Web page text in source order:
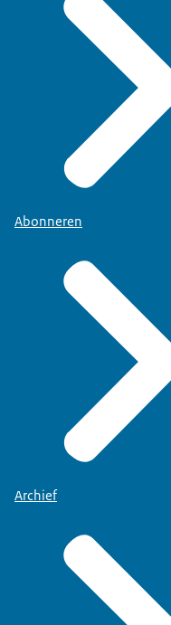
Abonneren
Archief